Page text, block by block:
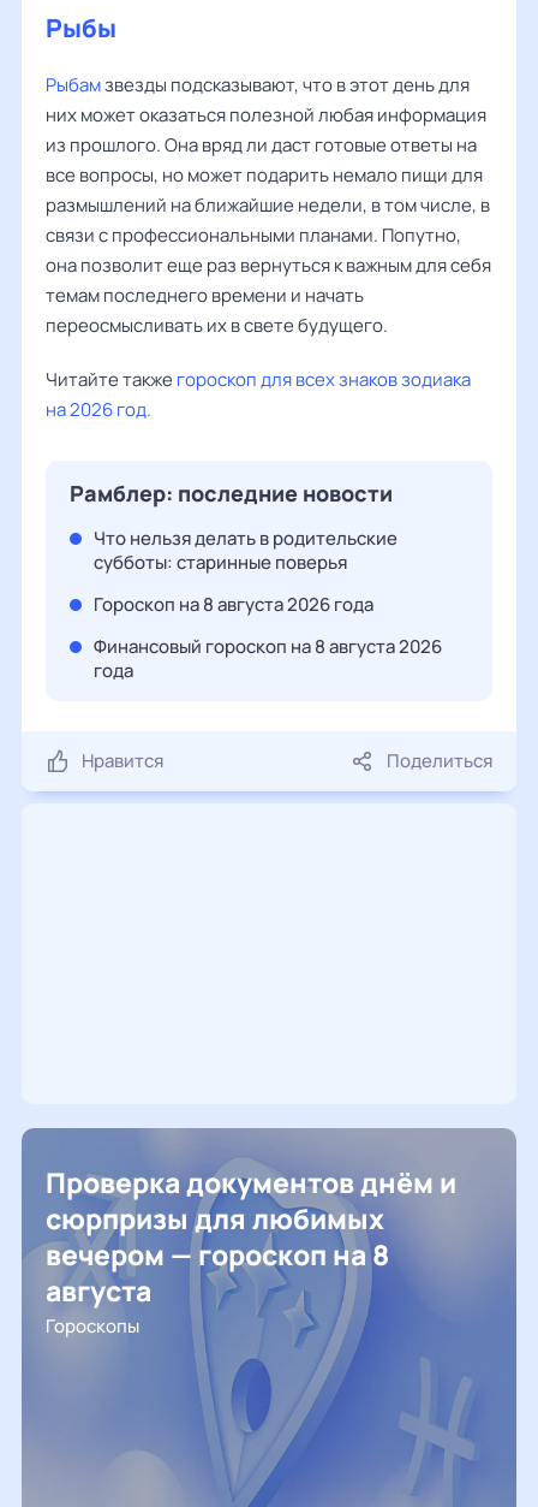
Рыбы
Рыбамзвезды подсказывают, что в этот день для
них может оказаться полезной любая информация
из прошлого. Она вряд ли даст готовые ответы на
все вопросы, но может подарить немало пищи для
размышлений на ближайшие недели, в том числе, в
связи с профессиональными планами. Попутно,
она позволит еще раз вернуться к важным для себя
темам последнего времени и начать
переосмысливать их в свете будущего.
Читайте также гороскоп для всех знаков зодиака
на 2026 год.
Рамблер: последние новости
Что нельзя делать в родительские
субботы: старинные поверья
Гороскоп на 8 августа 2026 года
Финансовый гороскоп на 8 августа 2026
года
Нравится Поделиться
Проверка документов днём и
сюрпризы для любимых
вечером — гороскоп на 8
августа
Гороскопы